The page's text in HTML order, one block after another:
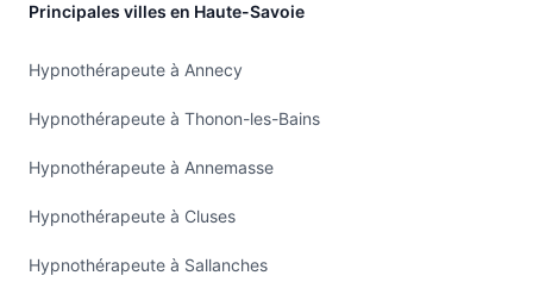
Principales villes en Haute-Savoie
Hypnothérapeute à Annecy
Hypnothérapeute à Thonon-les-Bains
Hypnothérapeute à Annemasse
Hypnothérapeute à Cluses
Hypnothérapeute à Sallanches